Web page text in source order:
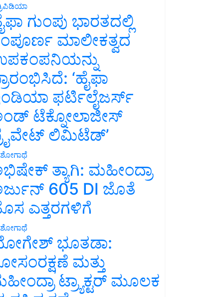
ಗುಂಪು ಭಾರತದಲ್ಲಿ
ಮಾಲೀಕತ್ವದ
‘ಹೈಫಾ
ಫರ್ಟಿಲೈಜರ್ಸ್
ಟೆಕ್ನೋಲಾಜೀಸ್
ಲಿಮಿಟೆಡ್’
ತ್ಯಾಗಿ: ಮಹೀಂದ್ರಾ
605 DI ಜೊತೆ
ಎತ್ತರಗಳಿಗೆ
ಭೂತಡಾ:
ಮತ್ತು
ಟ್ರ್ಯಾಕ್ಟರ್ ಮೂಲಕ